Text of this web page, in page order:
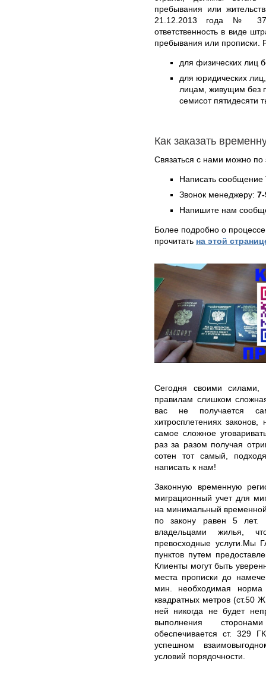
пребывания или
21.12.2013 года №
ответственность в виде
пребывания или прописки.
для физических лиц
для юридических
лицам, живущим без
семисот пятидесяти
Как заказать
Связаться с нами можно по
Написать
Звонок менеджеру:
Напишите нам
Более подробно о
прочитать на этой
Сегодня своими силами,
правилам слишком
вас не получается
хитросплетениях
самое сложное
раз за разом получая
сотен тот самый,
написать к нам!
Законную временную
миграционный учет для
на минимальный
по закону равен 5 лет.
владельцами жилья,
превосходные услуги.Мы
пунктов путем
Клиенты могут быть
места прописки до
мин. необходимая норма
квадратных метров (ст.50
ней никогда не будет
выполнения
обеспечивается ст. 329
успешном
условий порядочности.